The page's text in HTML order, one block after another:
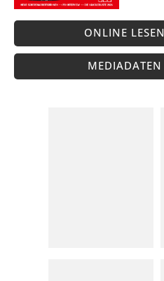
ONLINE LESEN
MEDIADATEN